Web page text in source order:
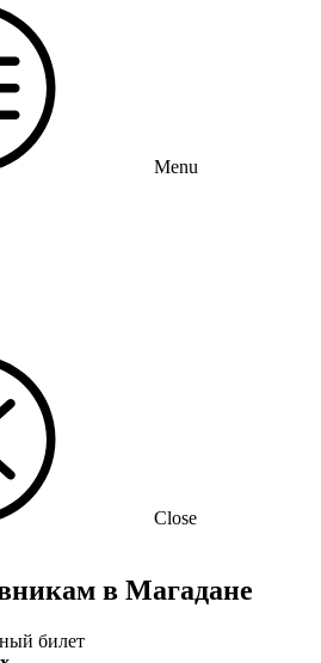
Menu
Close
в Магадане
билет